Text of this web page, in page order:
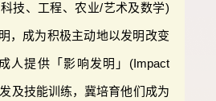
技、工程、农业/艺术及数学)
，成为积极主动地以发明改变
人提供「影响发明」(Impact
及技能训练，冀培育他们成为